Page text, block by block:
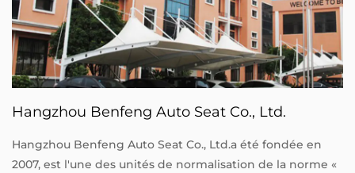
Hangzhou Benfeng Auto Seat Co., Ltd.
Hangzhou Benfeng Auto Seat Co., Ltd.a été fondée en
2007, est l'une des unités de normalisation de la norme «